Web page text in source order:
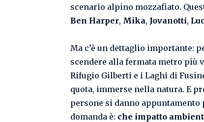
scenario alpino mozzafiato.
Ben Harper, Mika, Jovanotti,
Ma c’è un dettaglio importante:
scendere alla fermata metro più
Rifugio Gilberti e i Laghi di
quota, immerse nella natura. E
persone si danno appuntamento
domanda è: che impatto